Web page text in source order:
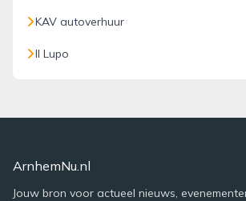
KAV autoverhuur
Il Lupo
ArnhemNu.nl
Jouw bron voor actueel nieuws,